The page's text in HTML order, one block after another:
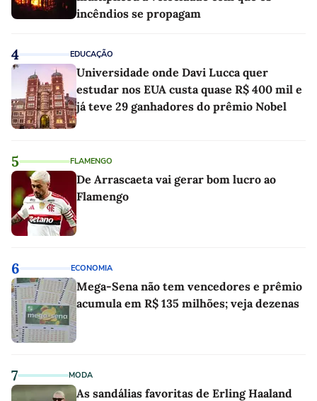
incêndios se propagam
4 EDUCAÇÃO
Universidade onde Davi Lucca quer
estudar nos EUA custa quase R$ 400 mil e
já teve 29 ganhadores do prêmio Nobel
5 FLAMENGO
De Arrascaeta vai gerar bom lucro ao
Flamengo
6 ECONOMIA
Mega-Sena não tem vencedores e prêmio
acumula em R$ 135 milhões; veja dezenas
7 MODA
As sandálias favoritas de Erling Haaland